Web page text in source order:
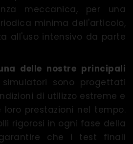
meccanica, per una
minima dell'articolo,
all'uso intensivo da parte
delle nostre principali
sono progettati
di utilizzo estreme e
prestazioni nel tempo.
rigorosi in ogni fase della
che i test finali